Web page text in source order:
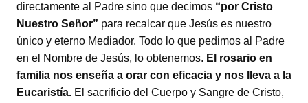
directamente al Padre sino que decimos “por Cristo
Nuestro Señor” para recalcar que Jesús es nuestro
único y eterno Mediador. Todo lo que pedimos al Padre
en el Nombre de Jesús, lo obtenemos. El rosario en
familia nos enseña a orar con eficacia y nos lleva a la
Eucaristía. El sacrificio del Cuerpo y Sangre de Cristo,